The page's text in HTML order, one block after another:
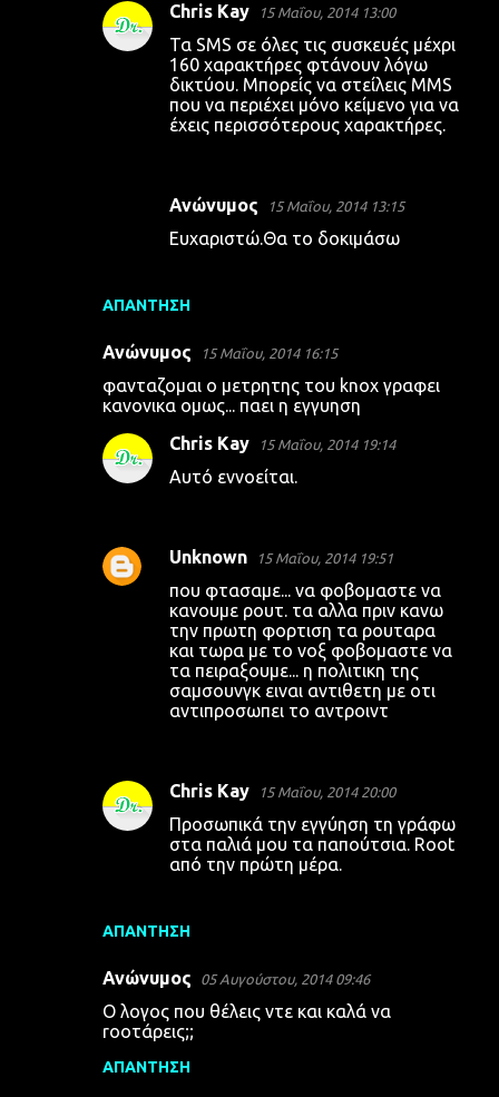
ΑΠΆΝΤΗΣΗ
Chris Kay 15 Μαΐου, 2014 13:00
Τα SMS σε όλες τις συσκευές μέχρι
160 χαρακτήρες φτάνουν λόγω
δικτύου. Μπορείς να στείλεις MMS
που να περιέχει μόνο κείμενο για να
έχεις περισσότερους χαρακτήρες.
Ανώνυμος 15 Μαΐου, 2014 13:15
Ευχαριστώ.Θα το δοκιμάσω
Ανώνυμος 15 Μαΐου, 2014 16:15
φανταζομαι ο μετρητης του knox γραφει
κανονικα ομως... παει η εγγυηση
ΑΠΆΝΤΗΣΗ
Chris Kay 15 Μαΐου, 2014 19:14
Αυτό εννοείται.
Unknown 15 Μαΐου, 2014 19:51
που φτασαμε... να φοβομαστε να
κανουμε ρουτ. τα αλλα πριν κανω
την πρωτη φορτιση τα ρουταρα
και τωρα με το νοξ φοβομαστε να
τα πειραξουμε... η πολιτικη της
σαμσουνγκ ειναι αντιθετη με οτι
αντιπροσωπει το αντροιντ
Chris Kay 15 Μαΐου, 2014 20:00
Προσωπικά την εγγύηση τη γράφω
στα παλιά μου τα παπούτσια. Root
από την πρώτη μέρα.
Ανώνυμος 05 Αυγούστου, 2014 09:46
Ο λογος που θέλεις ντε και καλά να
rooτάρεις;;
ΑΠΆΝΤΗΣΗ